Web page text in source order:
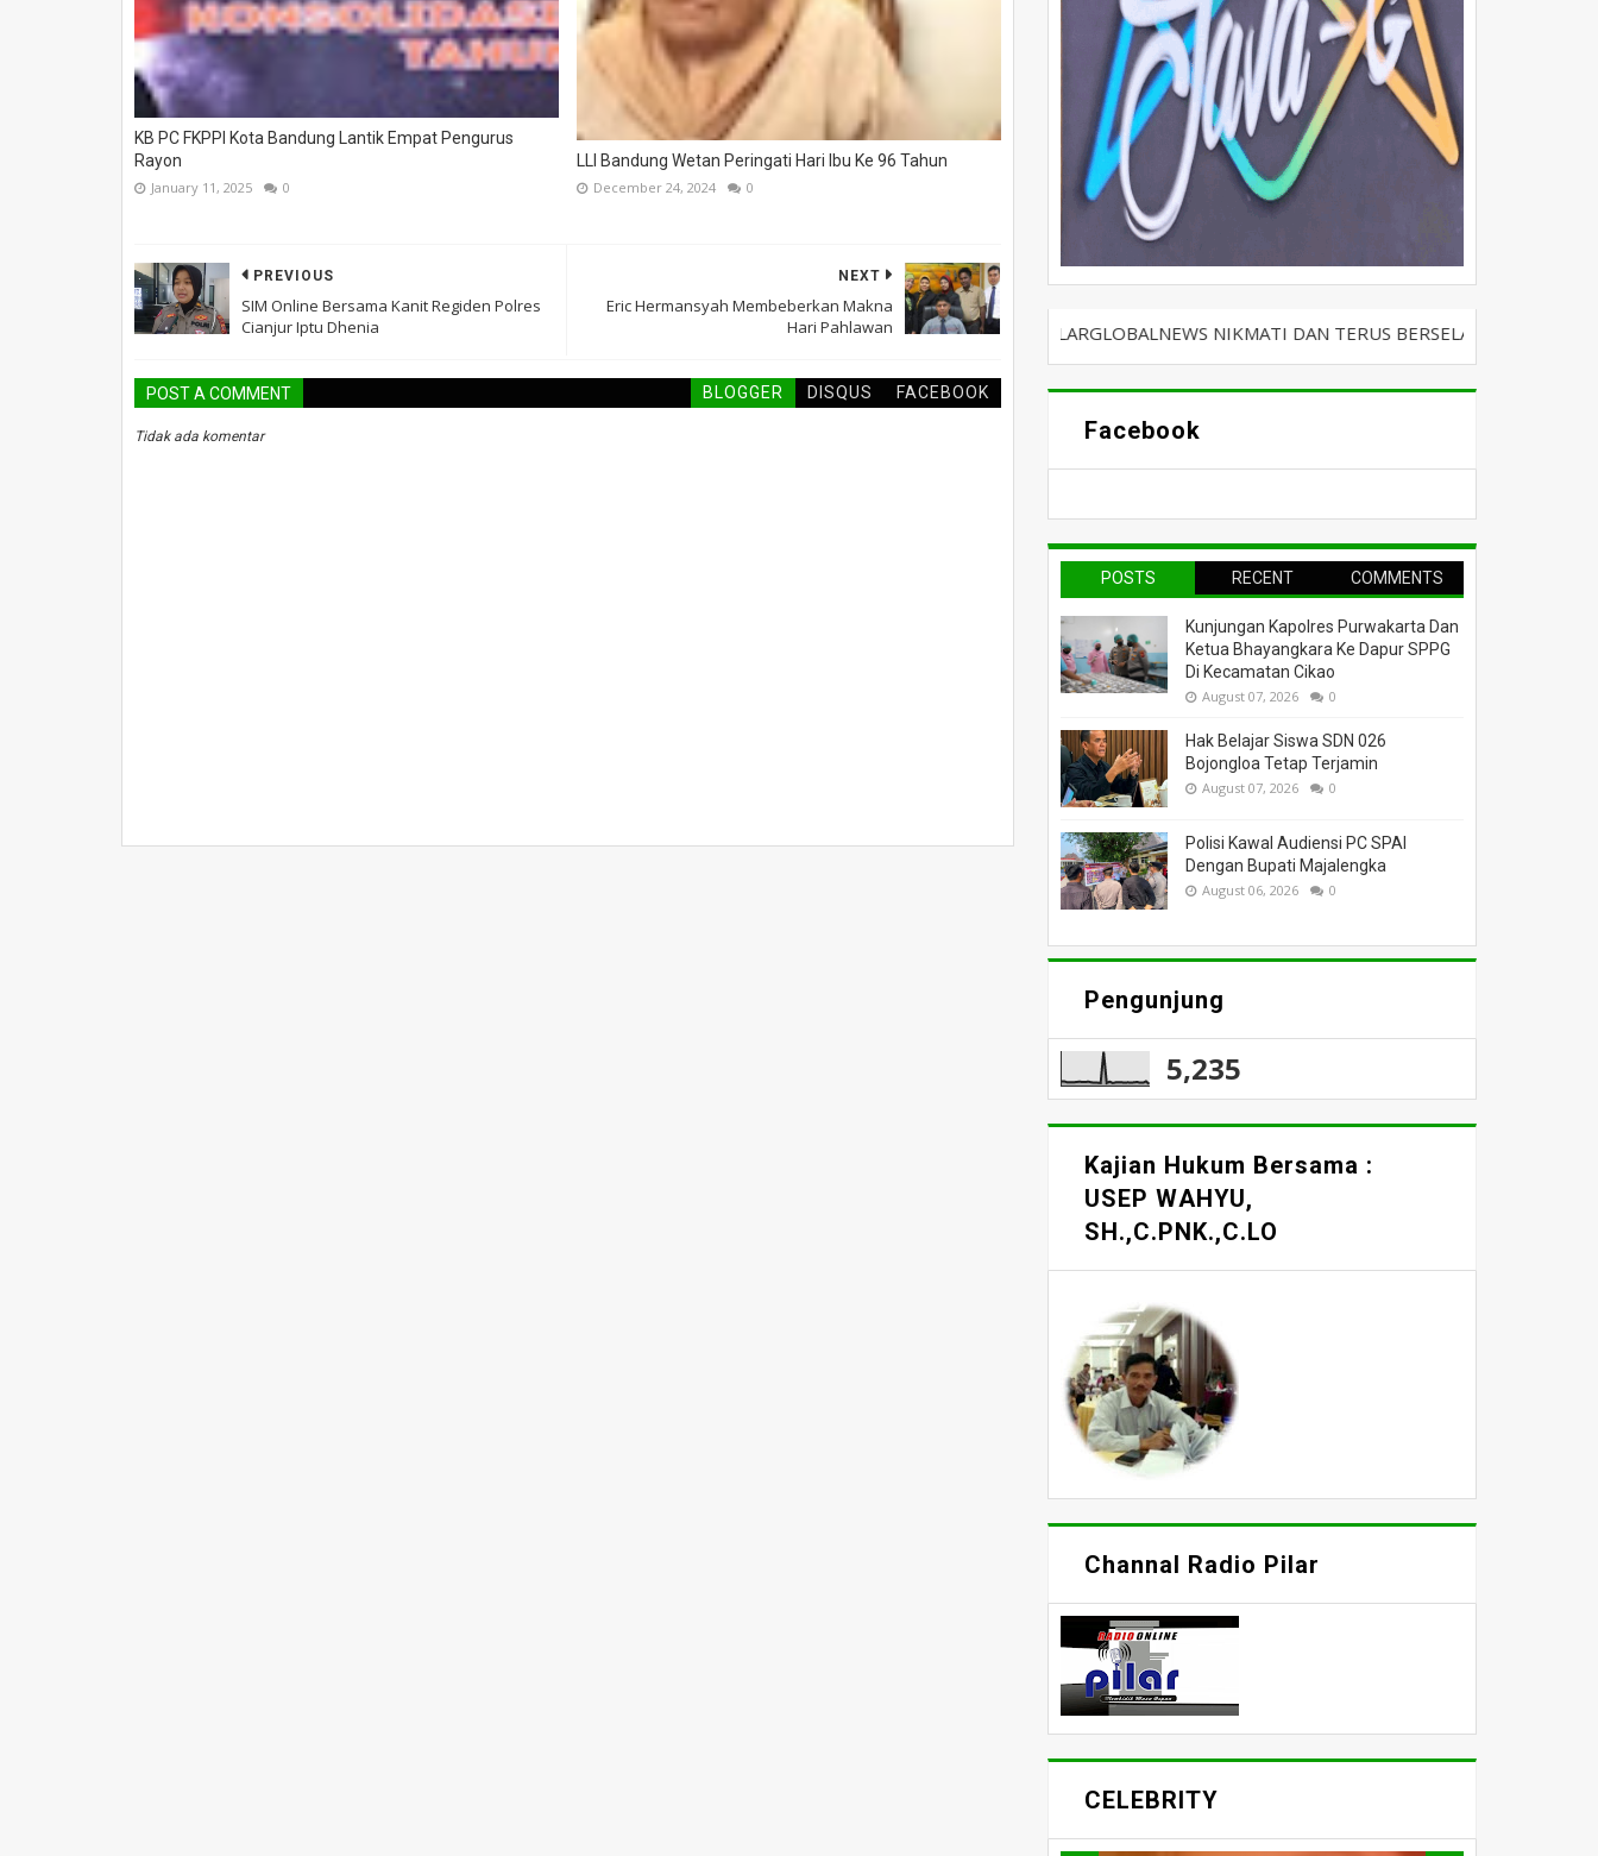
KB PC FKPPI Kota Bandung Lantik Empat Pengurus
Rayon
January 11, 2025 0
LLI Bandung Wetan Peringati Hari Ibu Ke 96 Tahun
December 24, 2024 0
NEXT
Eric Hermansyah Membeberkan Makna
Hari Pahlawan
PREVIOUS
SIM Online Bersama Kanit Regiden Polres
Cianjur Iptu Dhenia
POST A COMMENT BLOGGER DISQUS FACEBOOK
Tidak ada komentar
SELAMAT DATANG DI PILARGLOBALNEWS NIKMATI DAN TERUS BERSELANCAR DENGAN KABAR
Facebook
POSTS RECENT COMMENTS
Kunjungan Kapolres Purwakarta Dan
Ketua Bhayangkara Ke Dapur SPPG
Di Kecamatan Cikao
August 07, 2026 0
Hak Belajar Siswa SDN 026
Bojongloa Tetap Terjamin
August 07, 2026 0
Polisi Kawal Audiensi PC SPAI
Dengan Bupati Majalengka
August 06, 2026 0
Pengunjung
5,235
Kajian Hukum Bersama :
USEP WAHYU,
SH.,C.PNK.,C.LO
Channal Radio Pilar
CELEBRITY